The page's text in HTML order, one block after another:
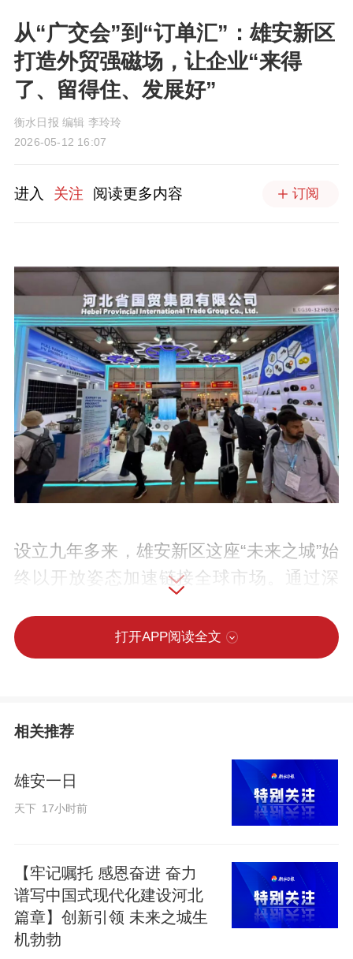
从“广交会”到“订单汇”：雄安新区
打造外贸强磁场，让企业“来得
了、留得住、发展好”
衡水日报 编辑 李玲玲
2026-05-12 16:07
进入 关注 阅读更多内容 订阅
设立九年多来，雄安新区这座“未来之城”始
终以开放姿态加速链接全球市场。通过深
交会）等国际经贸平台，雄安新区持续强
化外贸服务支撑，不仅在外贸领域实现
广交会“成绩单”亮眼，参展规模创新高。作
为中国外贸的“晴雨表”和“风向标”，广交会
成为检验雄安新区外向型经济发展成效的
53家外贸企业亮相，在众多展区布置74个
展位，刷新了雄安新区自设立以来参展广
交会的纪录，标志着雄安本土企业在品牌
出海、对接全球采购商方面迈上了新台
打开APP阅读全文
相关推荐
雄安一日
天下 17小时前
【牢记嘱托 感恩奋进 奋力
谱写中国式现代化建设河北
篇章】创新引领 未来之城生
机勃勃